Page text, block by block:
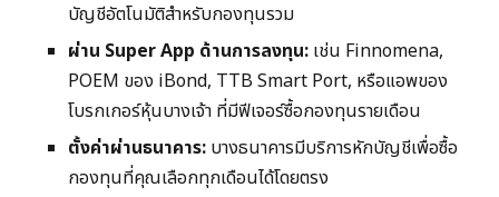
บัญชีอัตโนมัติสำหรับกองทุนรวม
ผ่าน Super App ด้านการลงทุน: เช่น Finnomena,
POEM ของ iBond, TTB Smart Port, หรือแอพของ
โบรกเกอร์หุ้นบางเจ้า ที่มีฟีเจอร์ซื้อกองทุนรายเดือน
ตั้งค่าผ่านธนาคาร: บางธนาคารมีบริการหักบัญชีเพื่อซื้อ
กองทุนที่คุณเลือกทุกเดือนได้โดยตรง